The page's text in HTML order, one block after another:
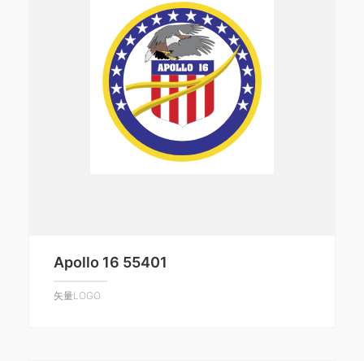
Apollo 16 55401
矢量LOGO